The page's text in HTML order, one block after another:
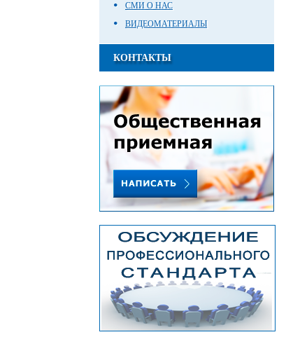
СМИ О НАС
ВИДЕОМАТЕРИАЛЫ
КОНТАКТЫ